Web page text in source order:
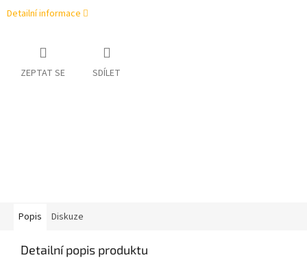
Detailní informace
ZEPTAT SE SDÍLET
Popis Diskuze
Detailní popis produktu